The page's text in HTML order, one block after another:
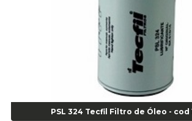
Alicate Bico Reto para Anéis Internos - Cod 00892
Alicate Bico Reto Tipo Telefone - Cod 02911
Alicate Bomba D Água - Cod 01326
Alicate Corte Diagonal - Cod 02138
Alicate Corte Frontal - Cod 02685
Alicate Corte Frontal - Cod 02685
Alicate Corte Lateral Força Dupla - Cod 03105
Alicate de Corte Diagonal - cod 02138
PSL 324 Tecfil Filtro de Óleo - cod